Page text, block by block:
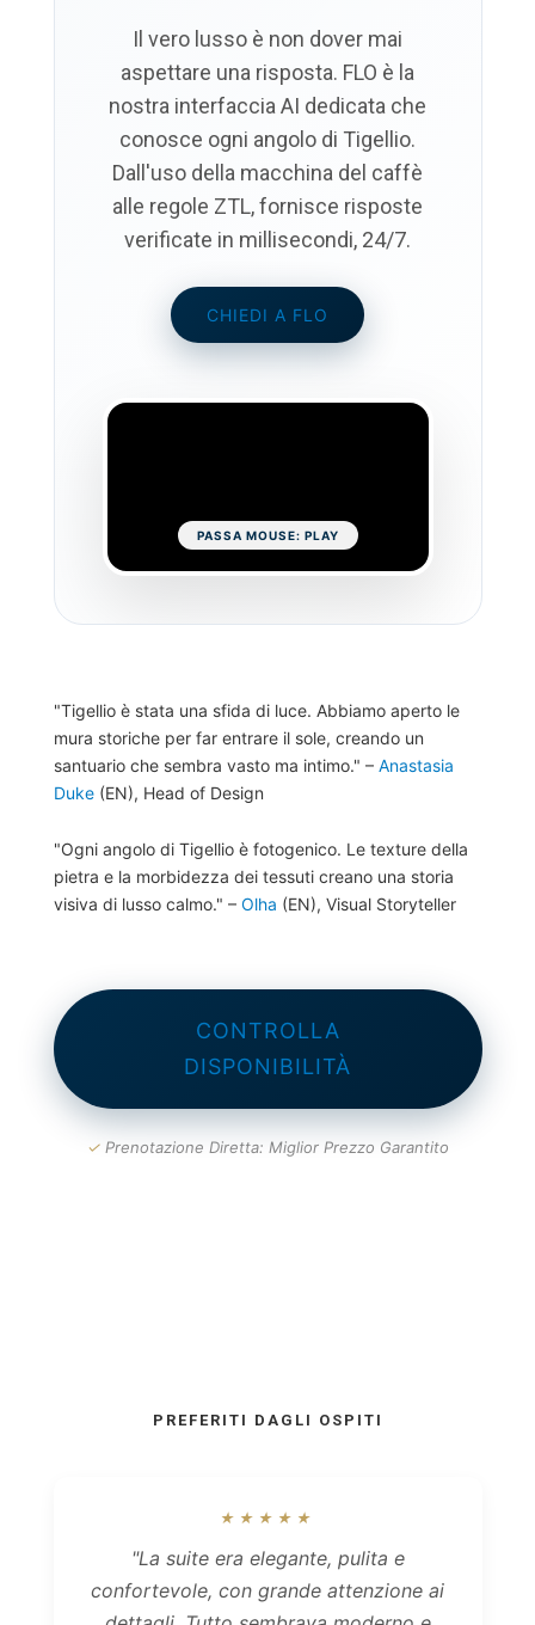
Il vero lusso è non dover mai
aspettare una risposta. FLO è la
nostra interfaccia AI dedicata che
conosce ogni angolo di Tigellio.
Dall'uso della macchina del caffè
alle regole ZTL, fornisce risposte
verificate in millisecondi, 24/7.
CHIEDI A FLO
PASSA MOUSE: PLAY
"Tigellio è stata una sfida di luce. Abbiamo aperto le
mura storiche per far entrare il sole, creando un
santuario che sembra vasto ma intimo." – Anastasia
Duke(EN), Head of Design
"Ogni angolo di Tigellio è fotogenico. Le texture della
pietra e la morbidezza dei tessuti creano una storia
visiva di lusso calmo." – Olha (EN), Visual Storyteller
CONTROLLA
DISPONIBILITÀ
✓Prenotazione Diretta: Miglior Prezzo Garantito
PREFERITI DAGLI OSPITI
★★★★★
"La suite era elegante, pulita e
confortevole, con grande attenzione ai